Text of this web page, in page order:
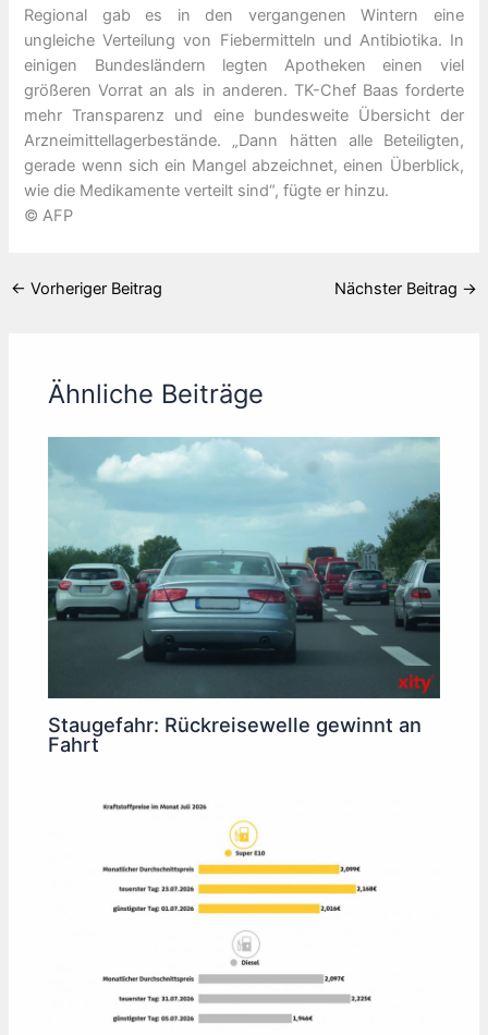
Regional gab es in den vergangenen Wintern eine
ungleiche Verteilung von Fiebermitteln und Antibiotika. In
einigen Bundesländern legten Apotheken einen viel
größeren Vorrat an als in anderen. TK-Chef Baas forderte
mehr Transparenz und eine bundesweite Übersicht der
Arzneimittellagerbestände. „Dann hätten alle Beteiligten,
gerade wenn sich ein Mangel abzeichnet, einen Überblick,
wie die Medikamente verteilt sind“, fügte er hinzu.
© AFP
← Vorheriger Beitrag Nächster Beitrag →
Ähnliche Beiträge
Staugefahr: Rückreisewelle gewinnt an
Fahrt